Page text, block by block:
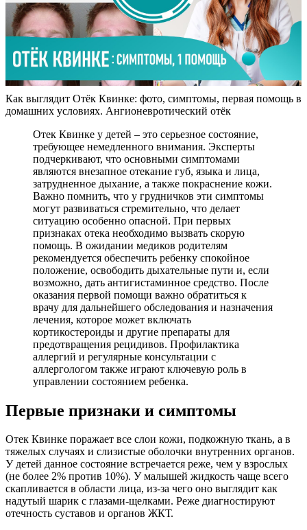
Как выглядит Отёк Квинке: фото, симптомы, первая помощь в
домашних условиях. Ангионевротический отёк
Отек Квинке у детей – это серьезное состояние,
требующее немедленного внимания. Эксперты
подчеркивают, что основными симптомами
являются внезапное отекание губ, языка и лица,
затрудненное дыхание, а также покраснение кожи.
Важно помнить, что у грудничков эти симптомы
могут развиваться стремительно, что делает
ситуацию особенно опасной. При первых
признаках отека необходимо вызвать скорую
помощь. В ожидании медиков родителям
рекомендуется обеспечить ребенку спокойное
положение, освободить дыхательные пути и, если
возможно, дать антигистаминное средство. После
оказания первой помощи важно обратиться к
врачу для дальнейшего обследования и назначения
лечения, которое может включать
кортикостероиды и другие препараты для
предотвращения рецидивов. Профилактика
аллергий и регулярные консультации с
аллергологом также играют ключевую роль в
управлении состоянием ребенка.
Первые признаки и симптомы
Отек Квинке поражает все слои кожи, подкожную ткань, а в
тяжелых случаях и слизистые оболочки внутренних органов.
У детей данное состояние встречается реже, чем у взрослых
(не более 2% против 10%). У малышей жидкость чаще всего
скапливается в области лица, из-за чего оно выглядит как
надутый шарик с глазами-щелками. Реже диагностируют
отечность суставов и органов ЖКТ.